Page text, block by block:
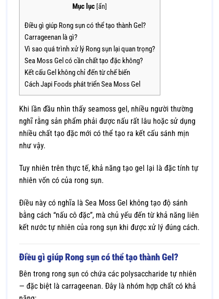
Mục lục [ẩn]
Điều gì giúp Rong sụn có thể tạo thành Gel?
Carrageenan là gì?
Vì sao quá trình xử lý Rong sụn lại quan trọng?
Sea Moss Gel có cần chất tạo đặc không?
Kết cấu Gel không chỉ đến từ chế biến
Cách Japi Foods phát triển Sea Moss Gel
Khi lần đầu nhìn thấy seamoss gel , nhiều người thường
nghĩ rằng sản phẩm phải được nấu rất lâu hoặc sử dụng
nhiều chất tạo đặc mới có thể tạo ra kết cấu sánh mịn
như vậy.
Tuy nhiên trên thực tế, khả năng tạo gel lại là đặc tính tự
nhiên vốn có của rong sụn.
Điều này có nghĩa là Sea Moss Gel không tạo độ sánh
bằng cách “nấu cô đặc”, mà chủ yếu đến từ khả năng liên
kết nước tự nhiên của rong sụn khi được xử lý đúng cách.
Điều gì giúp Rong sụn có thể tạo thành Gel?
Bên trong rong sụn có chứa các polysaccharide tự nhiên
— đặc biệt là carrageenan. Đây là nhóm hợp chất có khả